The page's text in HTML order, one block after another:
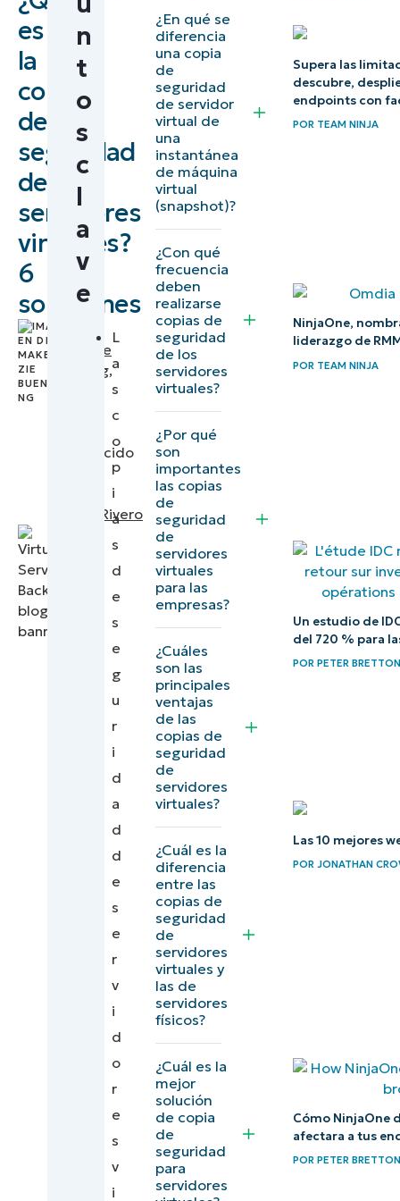
es
la
copia
de
seguridad
de
servidores
virtuales?
6
soluciones
Makenzie
Buenning,
traducido
HerreraRivero
¿Qué es
una copia
de
seguridad
servidores
virtuales?
¿Cuáles
son las
ventajas
de las
copias de
seguridad
servidores
virtuales?
Características
clave que
debes buscar
en un software
de copia de
seguridad para
servidores
Las 6
mejores
soluciones
de copia
seguridad
para
servidores
virtuales
Las copias
seguridad
servidores
virtuales
son clave
para una
gestión
eficaz de
n
t
o
s
c
l
a
v
e
L
a
s
c
o
p
i
a
s
d
e
s
e
g
u
r
i
d
a
d
d
e
s
e
r
v
i
d
o
r
e
s
v
i
¿En qué se
diferencia
una copia
de
seguridad
de servidor
virtual de
una
instantánea
de máquina
virtual
(snapshot)?
¿Con qué
frecuencia
deben
realizarse
copias de
seguridad
de los
servidores
virtuales?
¿Por qué
son
importantes
las copias
de
seguridad
de
servidores
virtuales
para las
empresas?
¿Cuáles
son las
principales
ventajas
de las
copias de
seguridad
de
servidores
virtuales?
¿Cuál es la
diferencia
entre las
copias de
seguridad
de
servidores
virtuales y
las de
servidores
físicos?
¿Cuál es la
mejor
solución
de copia
de
seguridad
para
servidores
Supera las
descubre,
endpoints con
PORTEAM NINJA
NinjaOne,
liderazgo de
POR TEAM NINJA
Un estudio de
del 720 % para
PORPETER BRETTON
Las 10 mejores
PORJONATHAN
Cómo NinjaOne
afectara a tus
PORPETER BRETTON